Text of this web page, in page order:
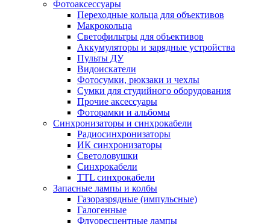
Фотоаксессуары
Переходные кольца для объективов
Макрокольца
Светофильтры для объективов
Аккумуляторы и зарядные устройства
Пульты ДУ
Видоискатели
Фотосумки, рюкзаки и чехлы
Сумки для студийного оборудования
Прочие аксессуары
Фоторамки и альбомы
Синхронизаторы и синхрокабели
Радиосинхронизаторы
ИК синхронизаторы
Светоловушки
Синхрокабели
TTL синхрокабели
Запасные лампы и колбы
Газоразрядные (импульсные)
Галогенные
Флуоресцентные лампы